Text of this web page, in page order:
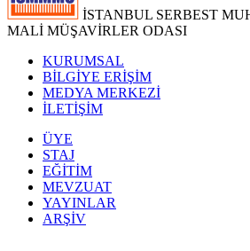
İSTANBUL SERBEST
MALİ MÜŞAVİRLER ODASI
KURUMSAL
BİLGİYE ERİŞİM
MEDYA MERKEZİ
İLETİŞİM
ÜYE
STAJ
EĞİTİM
MEVZUAT
YAYINLAR
ARŞİV